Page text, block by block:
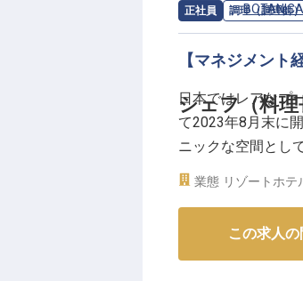
★最大10万円の引
★髪型自由でタト
でカクテルを楽し
で泳ぐだけではな
都心から車で1時
中に佇んでいます
正社員 調理（調理師）
シェフ（料
求人情報：
【マネジメン
日本ではレアなプ
て2023年8月末に
ニックな空間とし
チャレンジしません
調理経験が3年以
り、あなたのキャ
業態 リゾートホテ
この求人